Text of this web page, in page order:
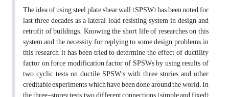
The idea of using steel plate shear wall (SPSW) has been noted for
last three decades as a lateral load resisting system in design and
retrofit of buildings. Knowing the short life of researches on this
system and the necessity for replying to some design problems, in
this research, it has been tried to determine the effect of ductility
factor on force modification factor of SPSWs by using results of
two cyclic tests on ductile SPSW's with three stories and other
creditable experiments which have been done around the world. In